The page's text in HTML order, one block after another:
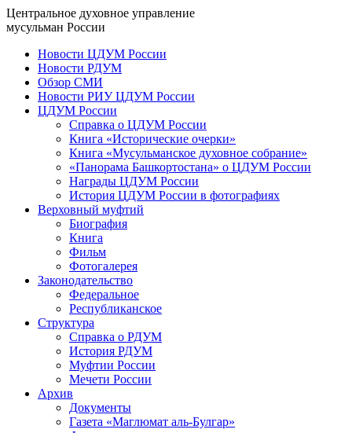
Центральное духовное управление
мусульман России
Новости ЦДУМ России
Новости РДУМ
Обзор СМИ
Новости РИУ ЦДУМ России
ЦДУМ России
Справка о ЦДУМ России
Книга «Исторические очерки»
Книга «Мусульманское духовное собрание»
«Панорама Башкортостана» о ЦДУМ России
Награды ЦДУМ России
История ЦДУМ России в фотографиях
Верховный муфтий
Биография
Книга
Фильм
Фотогалерея
Законодательство
Федеральное
Республиканское
Структура
Справка о РДУМ
История РДУМ
Муфтии России
Мечети России
Архив
Документы
Газета «Маглюмат аль-Булгар»